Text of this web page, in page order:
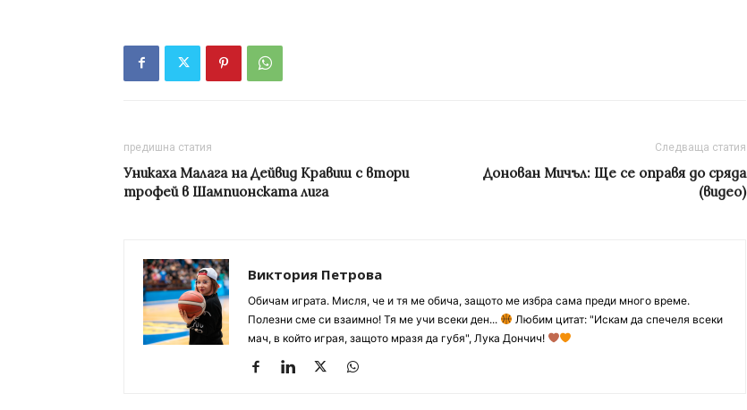
предишна статия
Уникаха Малага на Дейвид Кравиш с втори
трофей в Шампионската лига
Следваща статия
Донован Мичъл: Ще се оправя до сряда
(видео)
Виктория Петрова
Обичам играта. Мисля, че и тя ме обича, защото ме избра сама преди много време.
Полезни сме си взаимно! Тя ме учи всеки ден...
Любим цитат: "Искам да спечеля всеки
мач, в който играя, защото мразя да губя", Лука Дончич!